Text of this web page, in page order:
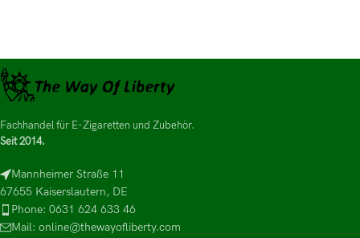
Fachhandel für E-Zigaretten und Zubehör.
Seit 2014.
Mannheimer Straße 11
67655 Kaiserslautern, DE
Phone: 0631 624 633 46
Mail: online@thewayofliberty.com